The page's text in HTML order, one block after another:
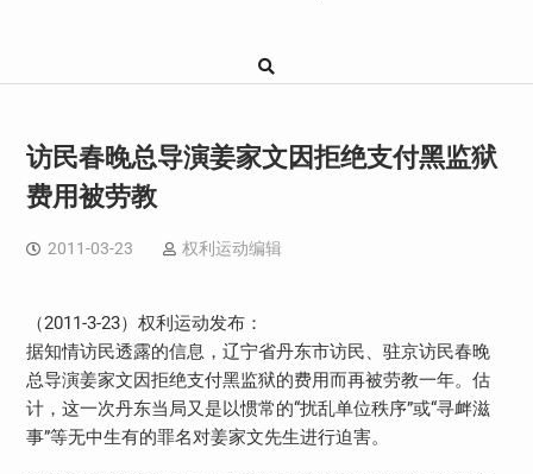
访民春晚总导演姜家文因拒绝支付黑监狱
费用被劳教
2011-03-23 权利运动编辑
（2011-3-23）权利运动发布：
据知情访民透露的信息，辽宁省丹东市访民、驻京访民春晚
总导演姜家文因拒绝支付黑监狱的费用而再被劳教一年。估
计，这一次丹东当局又是以惯常的“扰乱单位秩序”或“寻衅滋
事”等无中生有的罪名对姜家文先生进行迫害。